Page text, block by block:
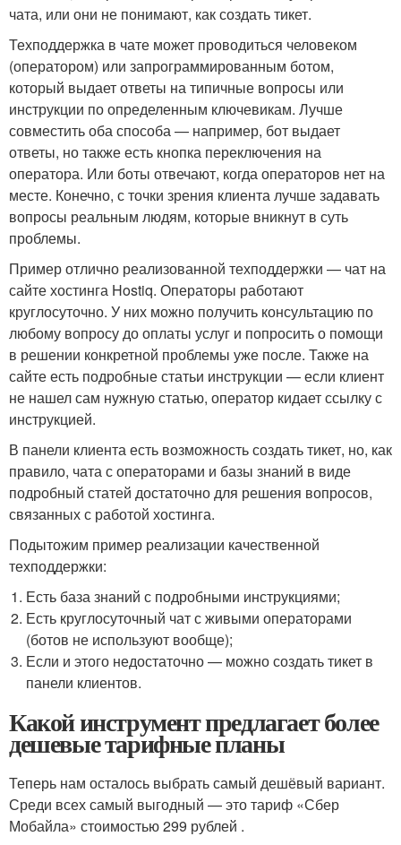
чата, или они не понимают, как создать тикет.
Техподдержка в чате может проводиться человеком
(оператором) или запрограммированным ботом,
который выдает ответы на типичные вопросы или
инструкции по определенным ключевикам. Лучше
совместить оба способа — например, бот выдает
ответы, но также есть кнопка переключения на
оператора. Или боты отвечают, когда операторов нет на
месте. Конечно, с точки зрения клиента лучше задавать
вопросы реальным людям, которые вникнут в суть
проблемы.
Пример отлично реализованной техподдержки — чат на
сайте хостинга Hostiq. Операторы работают
круглосуточно. У них можно получить консультацию по
любому вопросу до оплаты услуг и попросить о помощи
в решении конкретной проблемы уже после. Также на
сайте есть подробные статьи инструкции — если клиент
не нашел сам нужную статью, оператор кидает ссылку с
инструкцией.
В панели клиента есть возможность создать тикет, но, как
правило, чата с операторами и базы знаний в виде
подробный статей достаточно для решения вопросов,
связанных с работой хостинга.
Подытожим пример реализации качественной
техподдержки:
Есть база знаний с подробными инструкциями;
Есть круглосуточный чат с живыми операторами
(ботов не используют вообще);
Если и этого недостаточно — можно создать тикет в
панели клиентов.
Какой инструмент предлагает более
дешевые тарифные планы
Теперь нам осталось выбрать самый дешёвый вариант.
Среди всех самый выгодный — это тариф «Сбер
Мобайла» стоимостью 299 рублей .